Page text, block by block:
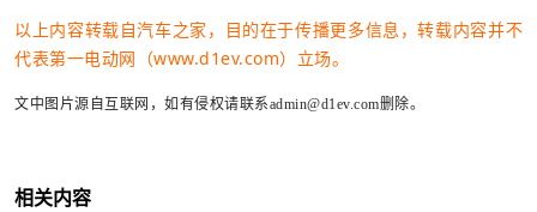
以上内容转载自汽车之家，目的在于传播更多信息，转载内容并不
代表第一电动网（www.d1ev.com）立场。
文中图片源自互联网，如有侵权请联系admin@d1ev.com删除。
相关内容